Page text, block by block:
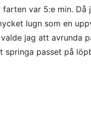
var 5:e min. Då
lugn som en
jag att avrunda
passet på